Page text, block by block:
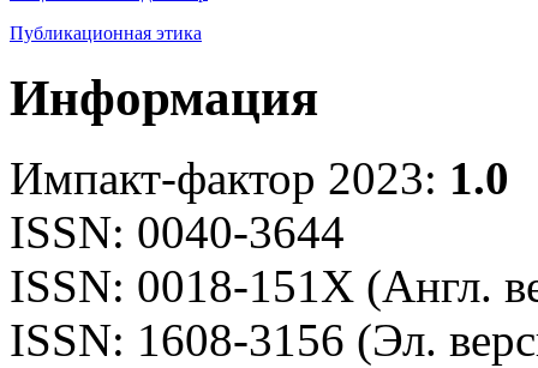
Публикационная этика
Информация
Импакт-фактор 2023: 1.0
ISSN: 0040-3644
ISSN: 0018-151X (Англ.
ISSN: 1608-3156 (Эл.